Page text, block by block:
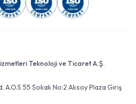
Teknoloji ve Ticaret A.Ş.
A.O.S 55 Sokak No:2 Aksoy Plaza Giriş